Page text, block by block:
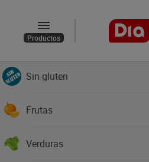
Productos
Verano
Sin gluten
Frutas
Verduras